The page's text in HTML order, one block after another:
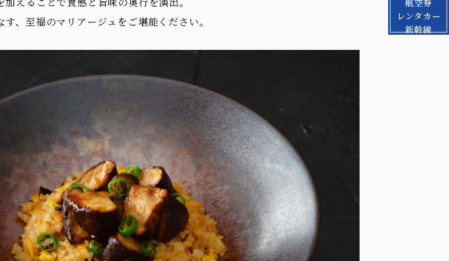
レンタカー
新幹線
、至福のマリアージュをご堪能ください。